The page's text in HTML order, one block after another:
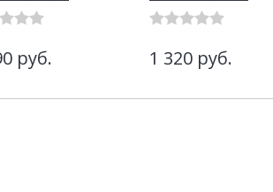
руб. 1 320 руб.